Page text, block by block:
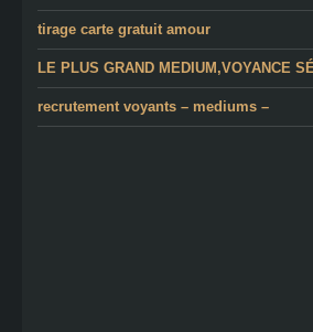
tirage carte gratuit amour
LE PLUS GRAND MEDIUM,VOYANCE
recrutement voyants – mediums –